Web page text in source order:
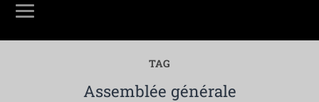
TAG
Assemblée générale